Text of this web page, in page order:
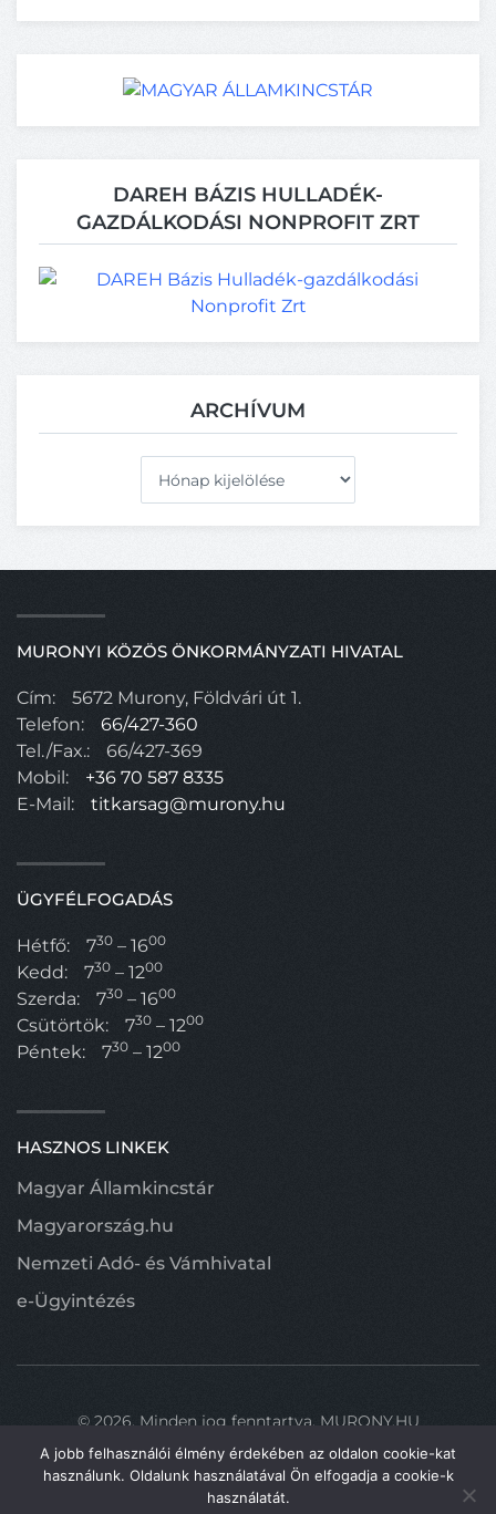
DAREH BÁZIS HULLADÉK-
GAZDÁLKODÁSI NONPROFIT ZRT
ARCHÍVUM
MURONYI KÖZÖS ÖNKORMÁNYZATI HIVATAL
Cím:
5672 Murony, Földvári út 1.
Telefon:
66/427-360
Tel./Fax.:
66/427-369
Mobil:
+36 70 587 8335
E-Mail:
titkarsag@murony.hu
ÜGYFÉLFOGADÁS
Hétfő: 730 – 1600
Kedd: 730 – 1200
Szerda: 730 – 1600
Csütörtök: 730 – 1200
Péntek: 730 – 1200
HASZNOS LINKEK
Magyar Államkincstár
Magyarország.hu
Nemzeti Adó- és Vámhivatal
e-Ügyintézés
© 2026. Minden jog fenntartva. MURONY.HU
A jobb felhasználói élmény érdekében az oldalon cookie-kat
használunk. Oldalunk használatával Ön elfogadja a cookie-k
használatát.